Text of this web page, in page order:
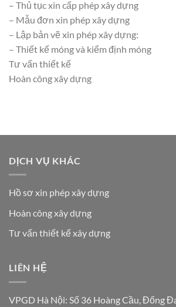
– Thủ tục xin cấp phép xây dựng
– Mẫu đơn xin phép xây dựng
– Lập bản vẽ xin phép xây dựng:
– Thiết kế móng và kiểm định móng
Tư vấn thiết kế
Hoàn công xây dựng
DỊCH VỤ KHÁC
Hồ sơ xin phép xây dựng
Hoàn công xây dựng
Tư vấn thiết kế xây dựng
LIÊN HỆ
VPGD Hà Nội: Số 36 Hoàng Cầu, Đống